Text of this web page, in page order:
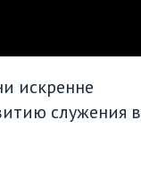
искренне
служения в